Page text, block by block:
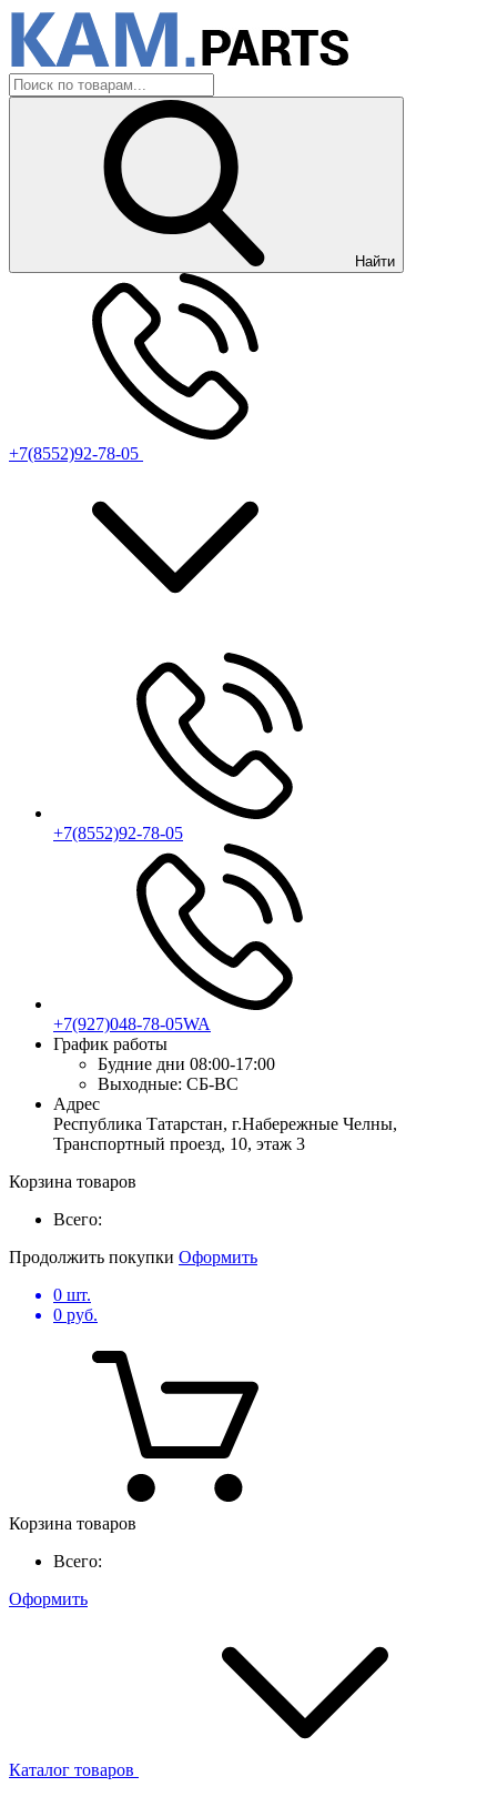
Найти
+7(8552)92-78-05
+7(8552)92-78-05
+7(927)048-78-05WA
График работы
Будние дни 08:00-17:00
Выходные: СБ-ВС
Адрес
Республика Татарстан, г.Набережные Челны,
Транспортный проезд, 10, этаж 3
Корзина товаров
Всего:
Продолжить покупки Оформить
0 шт.
0 руб.
Корзина товаров
Всего:
Оформить
Каталог товаров